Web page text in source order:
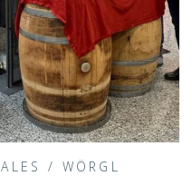
/ WÖRGL